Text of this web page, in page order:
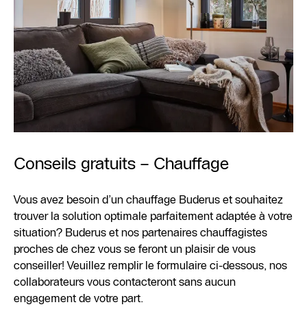
Conseils gratuits – Chauffage
Vous avez besoin d’un chauffage Buderus et souhaitez
trouver la solution optimale parfaitement adaptée à votre
situation? Buderus et nos partenaires chauffagistes
proches de chez vous se feront un plaisir de vous
conseiller! Veuillez remplir le formulaire ci-dessous, nos
collaborateurs vous contacteront sans aucun
engagement de votre part.